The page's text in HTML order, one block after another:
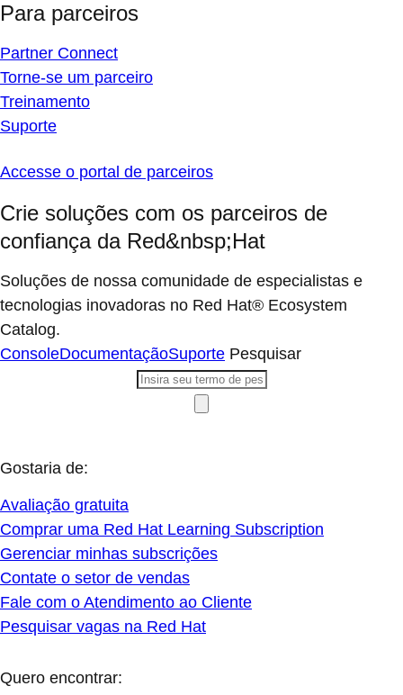
Para parceiros
Partner Connect
Torne-se um parceiro
Treinamento
Suporte
Accesse o portal de parceiros
Crie soluções com os parceiros de
confiança da Red&nbsp;Hat
Soluções de nossa comunidade de especialistas e
tecnologias inovadoras no Red Hat® Ecosystem
Catalog.
ConsoleDocumentaçãoSuporte Pesquisar
Gostaria de:
Avaliação gratuita
Comprar uma Red Hat Learning Subscription
Gerenciar minhas subscrições
Contate o setor de vendas
Fale com o Atendimento ao Cliente
Pesquisar vagas na Red Hat
Quero encontrar: